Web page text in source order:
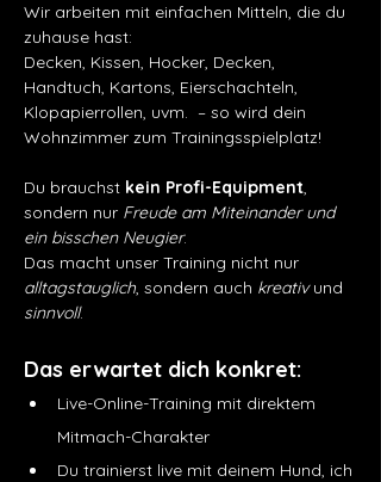
Wir arbeiten mit einfachen Mitteln, die du
zuhause hast:
Decken, Kissen, Hocker, Decken,
Handtuch, Kartons, Eierschachteln,
Klopapierrollen, uvm.  – so wird dein
Wohnzimmer zum Trainingsspielplatz!
Du brauchst kein Profi-Equipment,
sondern nur Freude am Miteinander und
ein bisschen Neugier.
Das macht unser Training nicht nur
alltagstauglich, sondern auch kreativ und
sinnvoll.
Das erwartet dich konkret:
Live-Online-Training mit direktem
Mitmach-Charakter
Du trainierst live mit deinem Hund, ich